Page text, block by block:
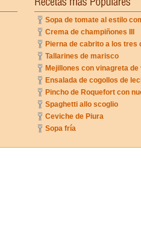
Sopa de tomate al estilo
Crema de champiñones III
Pierna de cabrito a los tres
Tallarines de marisco
Mejillones con vinagreta
Ensalada de cogollos de
Pincho de Roquefort con
Spaghetti allo scoglio
Ceviche de Piura
Sopa fría